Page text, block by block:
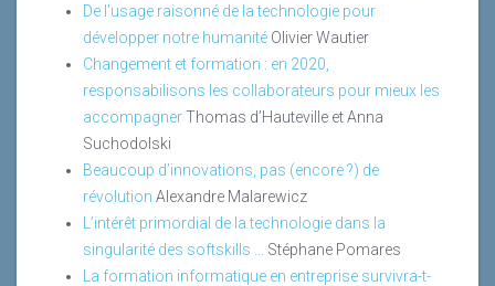
De l’usage raisonné de la technologie pour
développer notre humanité Olivier Wautier
Changement et formation : en 2020,
responsabilisons les collaborateurs pour mieux les
accompagnerThomas d’Hauteville et Anna
Suchodolski
Beaucoup d’innovations, pas (encore ?) de
révolution Alexandre Malarewicz
L’intérêt primordial de la technologie dans la
singularité des softskills ...
Stéphane Pomares
La formation informatique en entreprise survivra-t-